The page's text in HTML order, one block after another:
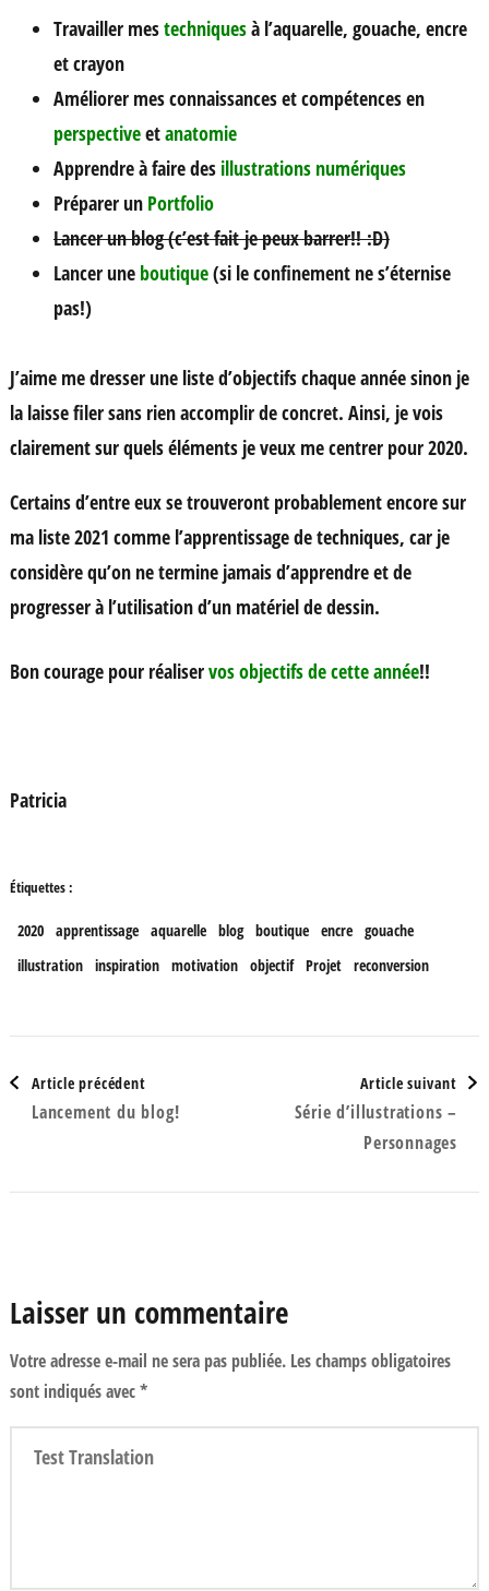
Travailler mestechniquesà l’aquarelle, gouache, encre
et crayon
Améliorer mes connaissances et compétences en
perspectiveetanatomie
Apprendre à faire des illustrations numériques
Préparer un Portfolio
Lancer un blog (c’est fait je peux barrer!! :D)
Lancer une boutique(si le confinement ne s’éternise
pas!)
J’aime me dresser une liste d’objectifs chaque année sinon je
la laisse filer sans rien accomplir de concret. Ainsi, je vois
clairement sur quels éléments je veux me centrer pour 2020.
Certains d’entre eux se trouveront probablement encore sur
ma liste 2021 comme l’apprentissage de techniques, car je
considère qu’on ne termine jamais d’apprendre et de
progresser à l’utilisation d’un matériel de dessin.
Bon courage pour réaliservos objectifs de cette année!!
Patricia
Étiquettes :
2020 apprentissage aquarelle blog boutique encre gouache
illustration inspiration motivation objectif Projet reconversion
Navigation
d'article
Article précédent
Lancement du blog!
Article suivant
Série d’illustrations –
Personnages
Laisser un commentaire
Votre adresse e-mail ne sera pas publiée. Les champs obligatoires
sont indiqués avec*